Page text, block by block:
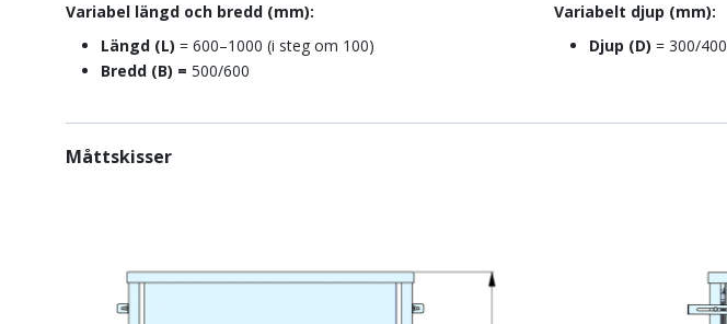
Variabel längd och bredd (mm):
Längd (L) = 600–1000 (i steg om 100)
Bredd (B) = 500/600
Variabelt djup (mm):
Djup (D) = 300/400
Måttskisser